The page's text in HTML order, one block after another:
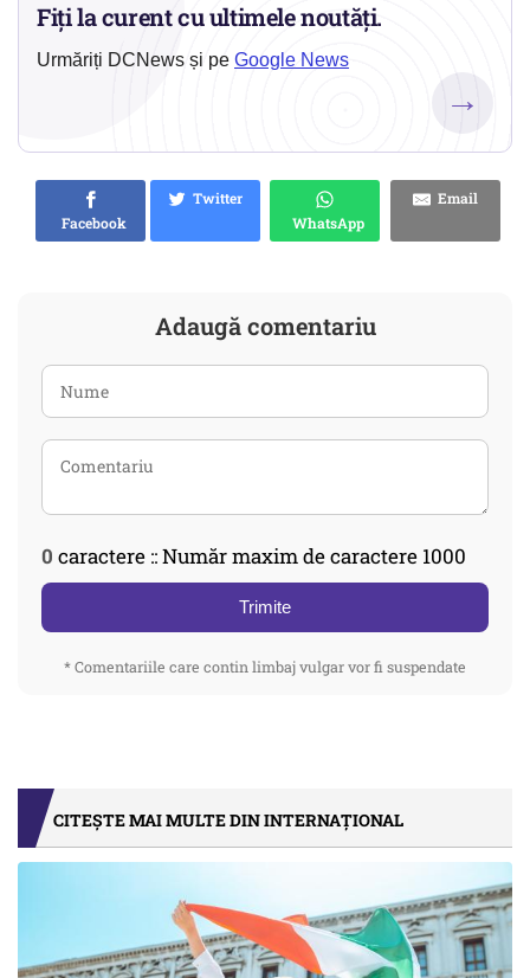
Fiți la curent cu ultimele noutăți.
Urmăriți DCNews și pe Google News
→
Facebook
Twitter
WhatsApp
Email
Adaugă comentariu
0 caractere :: Număr maxim de caractere 1000
Trimite
* Comentariile care contin limbaj vulgar vor fi suspendate
CITEȘTE MAI MULTE DIN INTERNAȚIONAL